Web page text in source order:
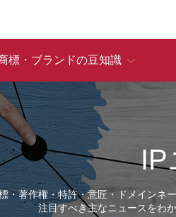
標・ブランドの豆知識
IP
・著作権・特許・意匠・ドメインネ
注目すべき主なニュースをわ